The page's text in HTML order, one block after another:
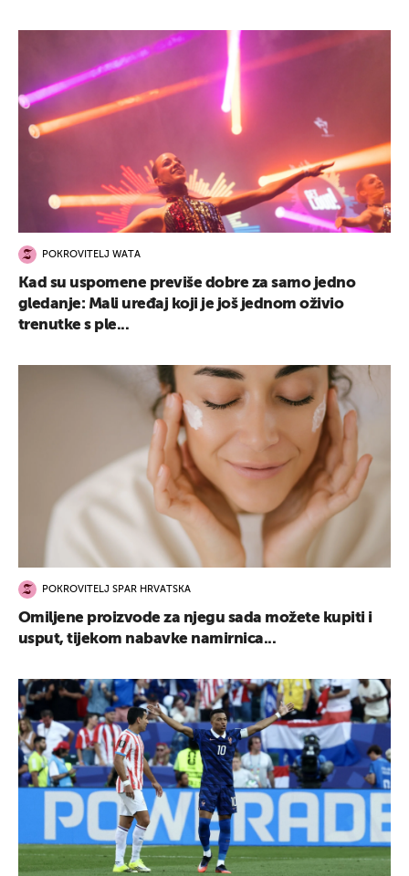
POKROVITELJ WATA
Kad su uspomene previše dobre za samo jedno
gledanje: Mali uređaj koji je još jednom oživio
trenutke s ple...
POKROVITELJ SPAR HRVATSKA
Omiljene proizvode za njegu sada možete kupiti i
usput, tijekom nabavke namirnica...